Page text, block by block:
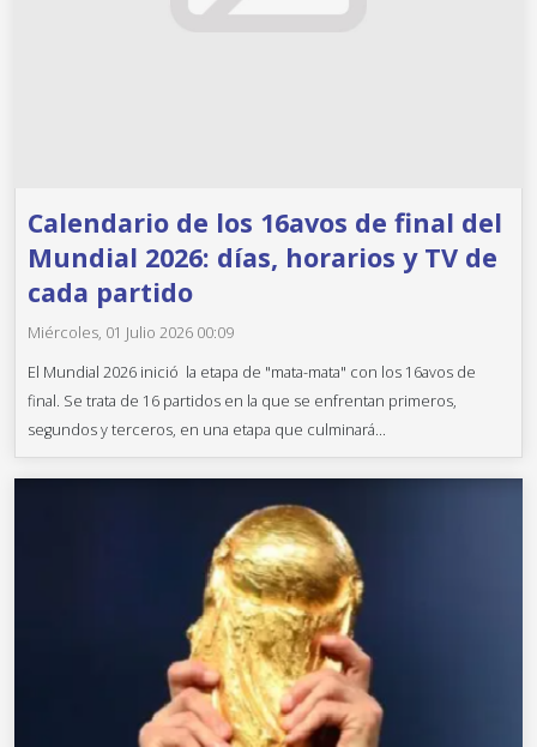
Calendario de los 16avos de final del
Mundial 2026: días, horarios y TV de
cada partido
Miércoles, 01 Julio 2026 00:09
El Mundial 2026 inició la etapa de "mata-mata" con los 16avos de
final. Se trata de 16 partidos en la que se enfrentan primeros,
segundos y terceros, en una etapa que culminará...